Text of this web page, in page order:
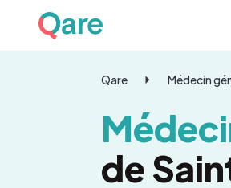
Qare Médecin
de